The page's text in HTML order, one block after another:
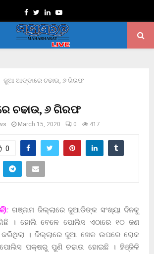
Facebook
TwitterLinkedinYoutube
ଜୁଆ ଆଡ୍ଡାରେ ଚଢାଉ, ୬ ଗିରଫ
ଚଢାଉ, ୬ ଗିରଫ
March 15, 2020 0 417
0
ଗଞ୍ଜାମ ଜିଲ୍ଲାରେ ଜୁଆଡିଙ୍କ ସଂଖ୍ୟା ଦିନକୁ
। ହୋଲି ବେଳେ ପୋଲିସ ଏଠାରେ ୧୦ ଜଣ
। ଜିଲ୍ଲାରେ ଜୁଆ ଖେଳ ଉପରେ ରୋକ
ପୋଲିସ ପକ୍ଷରୁ ପୁଣି ଚଢାଉ ହୋଇଛି । ହିଞ୍ଜିଳି